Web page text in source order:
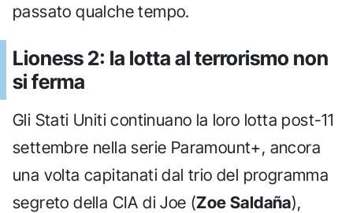
passato qualche tempo.
Lioness 2: la lotta al terrorismo non
si ferma
Gli Stati Uniti continuano la loro lotta post-11
settembre nella serie Paramount+, ancora
una volta capitanati dal trio del programma
segreto della CIA di Joe (Zoe Saldaña),